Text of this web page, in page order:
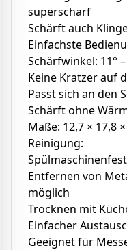
superscharf
Schärft auch
Einfachste
Schärfwinkel: 11° –
Keine Kratzer auf
Passt sich an den
Schärft ohne
Maße: 12,7 × 17,8
Reinigung:
Spülmaschinenfest
Entfernen von
möglich
Trocknen mit
Einfacher
Geeignet für